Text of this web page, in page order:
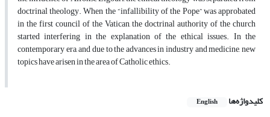
doctrinal theology. When the “infallibility of the Pope” was approbated
in the first council of the Vatican, the doctrinal authority of the church
started interfering in the explanation of the ethical issues. In the
contemporary era, and due to the advances in industry and medicine, new
topics have arisen in the area of Catholic ethics.
کلیدواژه‌ها English